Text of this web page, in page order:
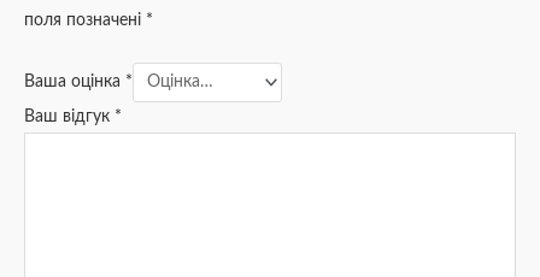
поля позначені *
Ваша оцінка *
Ваш відгук *